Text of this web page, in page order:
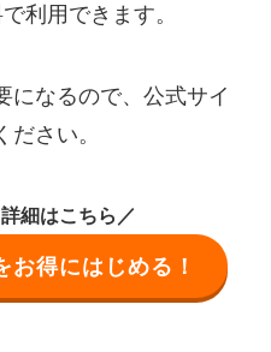
利用できます。
になるので、公式サイ
ださい。
細はこちら／
お得にはじめる！